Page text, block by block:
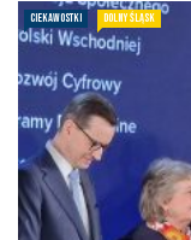
CIEKAWOSTKI DOLNY ŚLĄSK